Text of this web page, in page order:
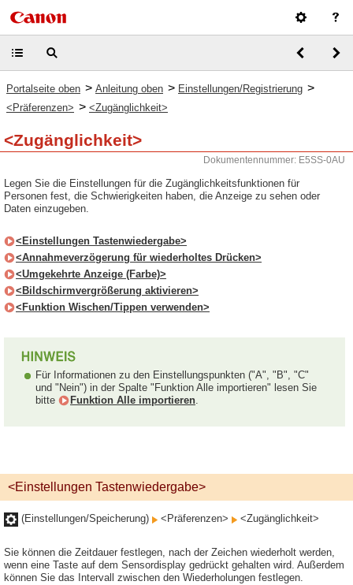
Portalseite oben > Anleitung oben > Einstellungen/Registrierung >
<Präferenzen> > <Zugänglichkeit>
<Zugänglichkeit>
Dokumentennummer: E5SS-0AU
Legen Sie die Einstellungen für die Zugänglichkeitsfunktionen für
Personen fest, die Schwierigkeiten haben, die Anzeige zu sehen oder
Daten einzugeben.
<Einstellungen Tastenwiedergabe>
<Annahmeverzögerung für wiederholtes Drücken>
<Umgekehrte Anzeige (Farbe)>
<Bildschirmvergrößerung aktivieren>
<Funktion Wischen/Tippen verwenden>
Für Informationen zu den Einstellungspunkten ("A", "B", "C"
und "Nein") in der Spalte "Funktion Alle importieren" lesen Sie
bitte
Funktion Alle importieren.
<Einstellungen Tastenwiedergabe>
(Einstellungen/Speicherung) <Präferenzen> <Zugänglichkeit>
Sie können die Zeitdauer festlegen, nach der Zeichen wiederholt werden,
wenn eine Taste auf dem Sensordisplay gedrückt gehalten wird. Außerdem
können Sie das Intervall zwischen den Wiederholungen festlegen.